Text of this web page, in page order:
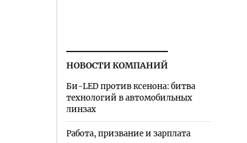
НОВОСТИ КОМПАНИЙ
Би-LED против ксенона: битва
технологий в автомобильных
линзах
Работа, призвание и зарплата